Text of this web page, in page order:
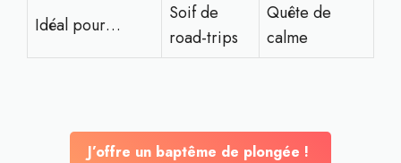
Idéal pour…
Soif de
road-trips
Quête de
calme
J’offre un baptême de plongée !